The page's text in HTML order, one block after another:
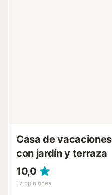
Casa de
con jardín y terraza
10,0
17 opiniones